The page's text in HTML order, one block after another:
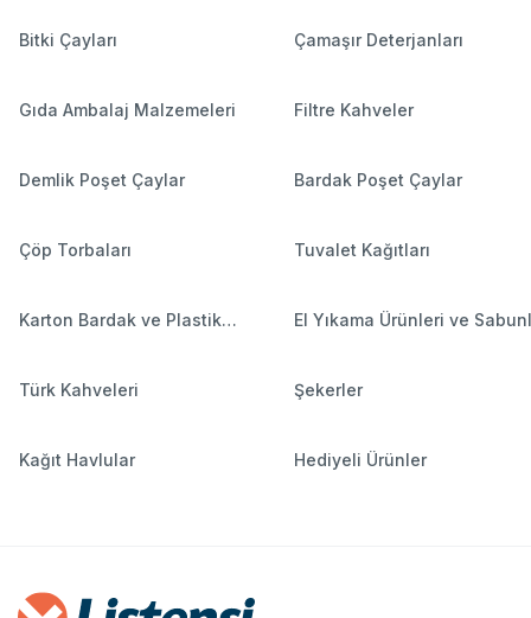
Bitki Çayları Çamaşır Deterjanları
Gıda Ambalaj Malzemeleri Filtre Kahveler
Demlik Poşet Çaylar Bardak Poşet Çaylar
Çöp Torbaları Tuvalet Kağıtları
Karton Bardak ve Plastik
El Yıkama Ürünleri ve
Türk Kahveleri Şekerler
Kağıt Havlular Hediyeli Ürünler